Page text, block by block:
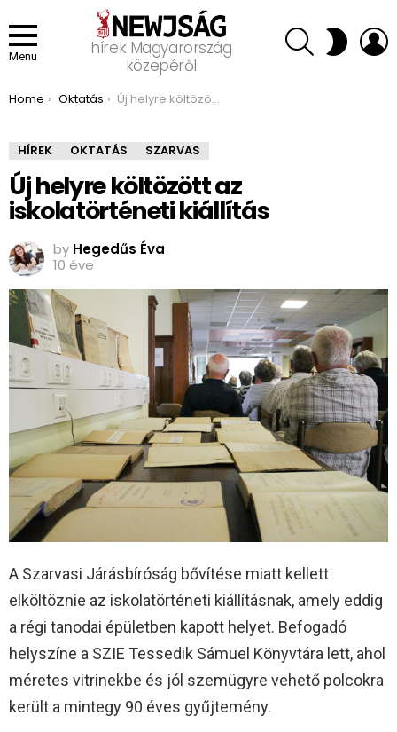
Menu
hírek Magyarország
közepéről
SEARCH SWITCH
SKIN
You are here:
Home Oktatás Új helyre költözött az iskolatörténeti kiállítás
HÍREK OKTATÁS SZARVAS
Új helyre költözött az
iskolatörténeti kiállítás
by Hegedűs Éva
10 éve
A Szarvasi Járásbíróság bővítése miatt kellett
elköltöznie az iskolatörténeti kiállításnak, amely eddig
a régi tanodai épületben kapott helyet. Befogadó
helyszíne a SZIE Tessedik Sámuel Könyvtára lett, ahol
méretes vitrinekbe és jól szemügyre vehető polcokra
került a mintegy 90 éves gyűjtemény.